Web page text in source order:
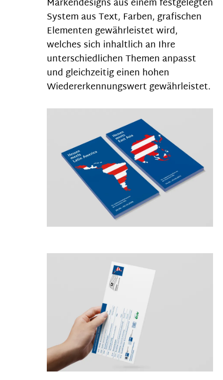
System aus Text, Farben, grafischen
Elementen gewährleistet wird,
welches sich inhaltlich an Ihre
unterschiedlichen Themen anpasst
und gleichzeitig einen hohen
Wiedererkennungswert gewährleistet.